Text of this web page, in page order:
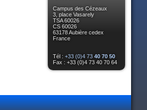
Campus des Cézeaux
3, place Vasarely
TSA 60026
CS 60026
63178 Aubière cedex
France
Tél : +33 (0)4 73 40 70 50
Fax : +33 (0)4 73 40 70 64